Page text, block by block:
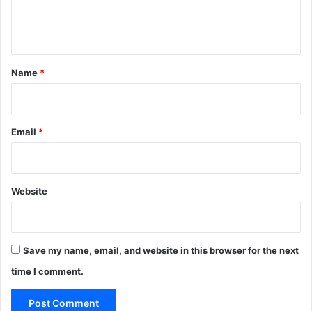
*
Name *
Email *
Website
Save my name, email, and website in this browser for the next
time I comment.